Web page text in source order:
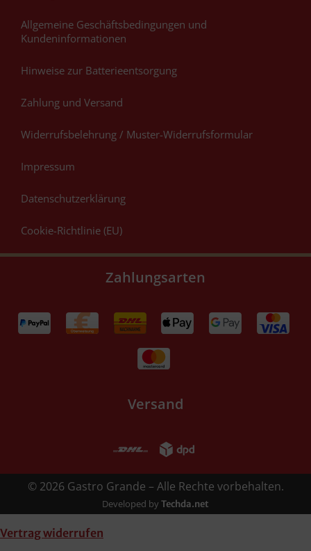
Allgemeine Geschäftsbedingungen und
Kundeninformationen
Hinweise zur Batterieentsorgung
Zahlung und Versand
Widerrufsbelehrung / Muster-Widerrufsformular
Impressum
Datenschutzerklärung
Cookie-Richtlinie (EU)
Zahlungsarten
Versand
© 2026 Gastro Grande – Alle Rechte vorbehalten.
Developed by Techda.net
Vertrag widerrufen